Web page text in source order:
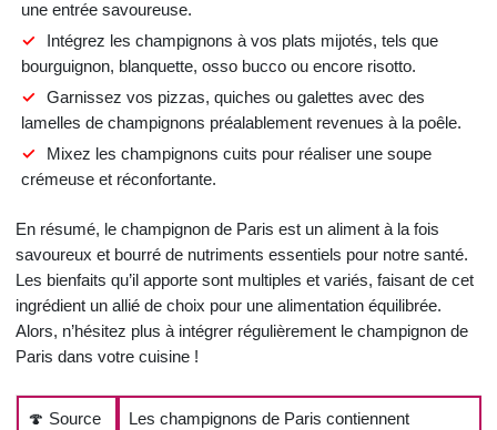
une entrée savoureuse.
Intégrez les champignons à vos plats mijotés, tels que
bourguignon, blanquette, osso bucco ou encore risotto.
Garnissez vos pizzas, quiches ou galettes avec des
lamelles de champignons préalablement revenues à la poêle.
Mixez les champignons cuits pour réaliser une soupe
crémeuse et réconfortante.
En résumé, le champignon de Paris est un aliment à la fois
savoureux et bourré de nutriments essentiels pour notre santé.
Les bienfaits qu’il apporte sont multiples et variés, faisant de cet
ingrédient un allié de choix pour une alimentation équilibrée.
Alors, n’hésitez plus à intégrer régulièrement le champignon de
Paris dans votre cuisine !
🍄 Source
Les champignons de Paris contiennent